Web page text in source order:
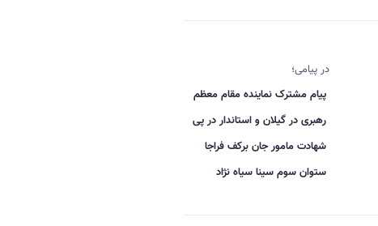
در پیامی؛
پیام مشترک نماینده مقام معظم
رهبری در گیلان و استاندار در پی
شهادت مامور جان برکف فراجا
ستوان سوم سینا سیاه نژاد